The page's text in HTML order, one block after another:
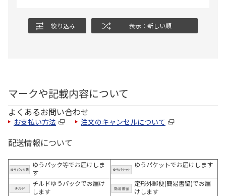
絞り込み 表示：新しい順
マークや記載内容について
よくあるお問い合わせ
お支払い方法 注文のキャンセルについて
配送情報について
ゆうパック等でお届けしま
す
ゆうパケットでお届けします
チルドゆうパックでお届け
します
定形外郵便(簡易書留)でお届
けします